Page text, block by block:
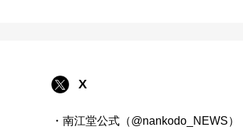
X
・南江堂公式（@nankodo_NEWS）